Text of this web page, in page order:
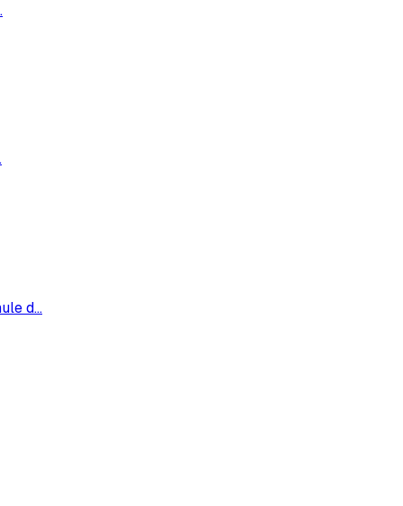
d…